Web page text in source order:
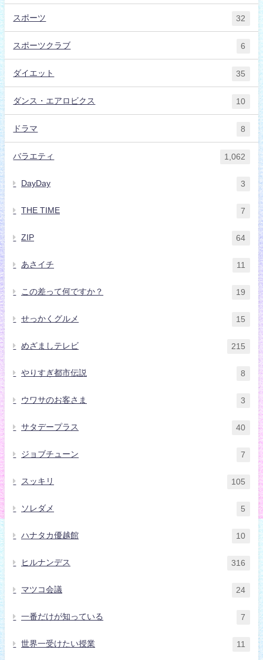
スポーツ 32
スポーツクラブ 6
ダイエット 35
ダンス・エアロビクス 10
ドラマ 8
バラエティ 1,062
DayDay 3
THE TIME 7
ZIP 64
あさイチ 11
この差って何ですか？ 19
せっかくグルメ 15
めざましテレビ 215
やりすぎ都市伝説 8
ウワサのお客さま 3
サタデープラス 40
ジョブチューン 7
スッキリ 105
ソレダメ 5
ハナタカ優越館 10
ヒルナンデス 316
マツコ会議 24
一番だけが知っている 7
世界一受けたい授業 11